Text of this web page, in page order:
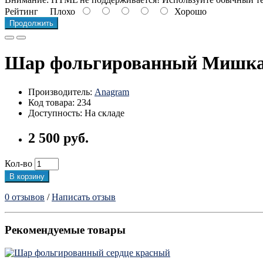
Рейтинг Плохо Хорошо
Продолжить
Шар фольгированный
Производитель: Anagram
Код товара: 234
Доступность: На складе
2 500 руб.
Кол-во
В корзину
0 отзывов /Написать отзыв
Рекомендуемые товары